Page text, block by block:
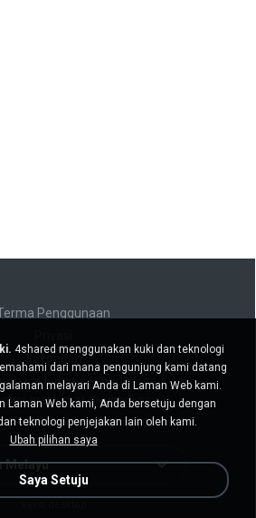
Penggunaan
maklumat peribadi saya
maklumat peribadi saya
Melayu
4shared menggunakan kuki dan teknologi
dari mana pengunjung kami datang
melayari Anda di Laman Web kami.
Laman Web kami, Anda bersetuju dengan
teknologi penjejakan lain oleh kami.
Ubah pilihan saya
Saya Setuju